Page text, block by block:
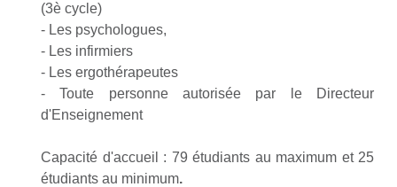
(3è cycle)
- Les psychologues,
- Les infirmiers
- Les ergothérapeutes
- Toute personne autorisée par le Directeur
d'Enseignement
Capacité d'accueil : 79 étudiants au maximum et 25
étudiants au minimum.